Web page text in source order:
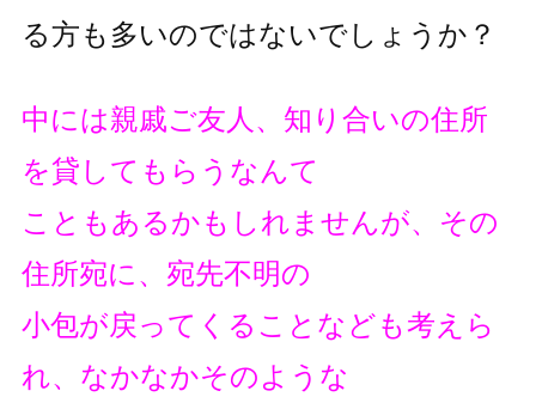
る方も多いのではないでしょうか？
中には親戚ご友人、知り合いの住所
を貸してもらうなんて
こともあるかもしれませんが、その
住所宛に、宛先不明の
小包が戻ってくることなども考えら
れ、なかなかそのような